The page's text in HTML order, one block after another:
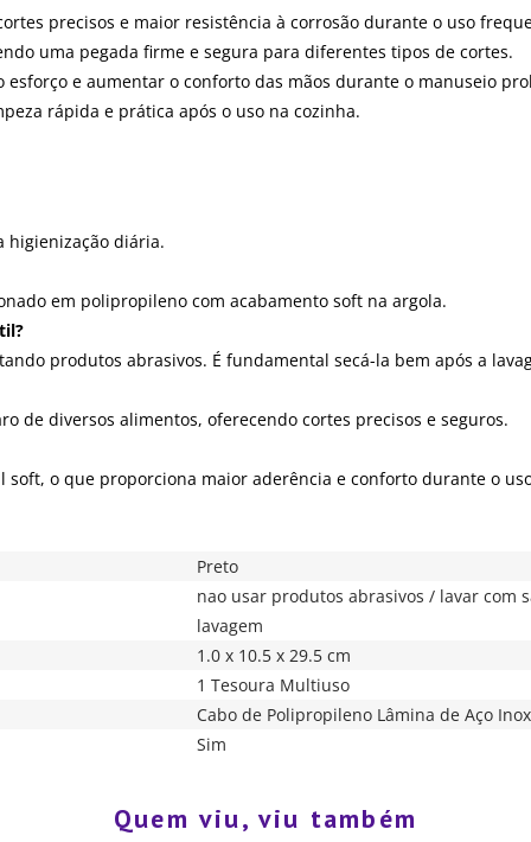
precisos e maior resistência à corrosão durante o uso
uma pegada firme e segura para diferentes tipos de cortes.
e aumentar o conforto das mãos durante o manuseio
rápida e prática após o uso na cozinha.
higienização diária.
em polipropileno com acabamento soft na argola.
produtos abrasivos. É fundamental secá-la bem após a
de diversos alimentos, oferecendo cortes precisos e seguros.
o que proporciona maior aderência e conforto durante o
Preto
nao usar produtos abrasivos / lavar com
lavagem
1.0 x 10.5 x 29.5 cm
1 Tesoura Multiuso
Cabo de Polipropileno Lâmina de Aço Inox
Sim
Quem viu, viu também